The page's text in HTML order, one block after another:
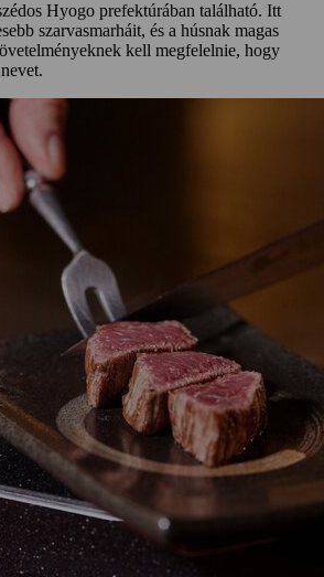
Hyogo prefektúrában található. Itt
szarvasmarháit, és a húsnak magas
kell megfelelnie, hogy